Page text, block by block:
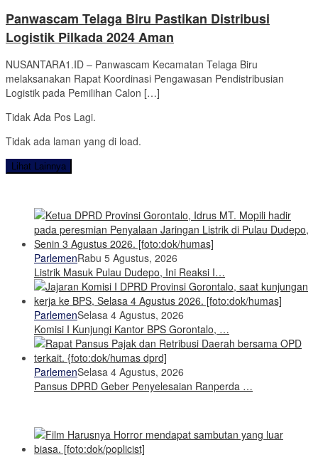
Panwascam Telaga Biru Pastikan Distribusi
Logistik Pilkada 2024 Aman
NUSANTARA1.ID – Panwascam Kecamatan Telaga Biru
melaksanakan Rapat Koordinasi Pengawasan Pendistribusian
Logistik pada Pemilihan Calon […]
Tidak Ada Pos Lagi.
Tidak ada laman yang di load.
Lihat Lainnya
ParlemenRabu 5 Agustus, 2026
Listrik Masuk Pulau Dudepo, Ini Reaksi I…
ParlemenSelasa 4 Agustus, 2026
Komisi I Kunjungi Kantor BPS Gorontalo, …
ParlemenSelasa 4 Agustus, 2026
Pansus DPRD Geber Penyelesaian Ranperda …